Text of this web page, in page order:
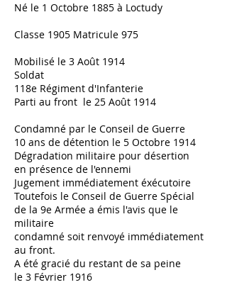
Né le 1 Octobre 1885 à Loctudy
Classe 1905 Matricule 975
Mobilisé le 3 Août 1914
Soldat
118e Régiment d'Infanterie
Parti au front le 25 Août 1914
Condamné par le Conseil de Guerre
10 ans de détention le 5 Octobre 1914
Dégradation militaire pour désertion
en présence de l'ennemi
Jugement immédiatement éxécutoire
Toutefois le Conseil de Guerre Spécial
de la 9e Armée a émis l'avis que le
militaire
condamné soit renvoyé immédiatement
au front.
A été gracié du restant de sa peine
le 3 Février 1916